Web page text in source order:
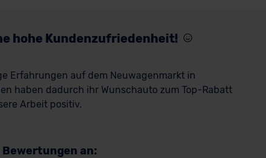
hohe Kundenzufriedenheit!
Erfahrungen auf dem Neuwagenmarkt in
haben dadurch ihr Wunschauto zum Top-Rabatt
Arbeit positiv.
Bewertungen an: